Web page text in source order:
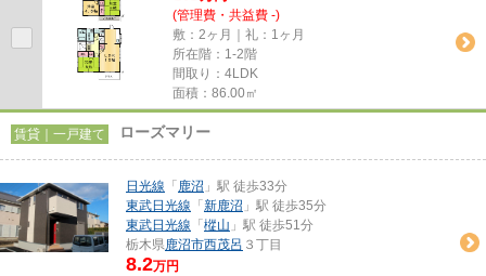
(管理費・共益費 -)
敷：2ヶ月｜礼：1ヶ月
所在階：1-2階
間取り：4LDK
面積：86.00㎡
賃貸｜一戸建て ローズマリー
日光線 「 鹿沼 」駅 徒歩33分
東武日光線 「 新鹿沼 」駅 徒歩35分
東武日光線 「 樅山 」駅 徒歩51分
栃木県鹿沼市西茂呂 ３丁目
8.2万円